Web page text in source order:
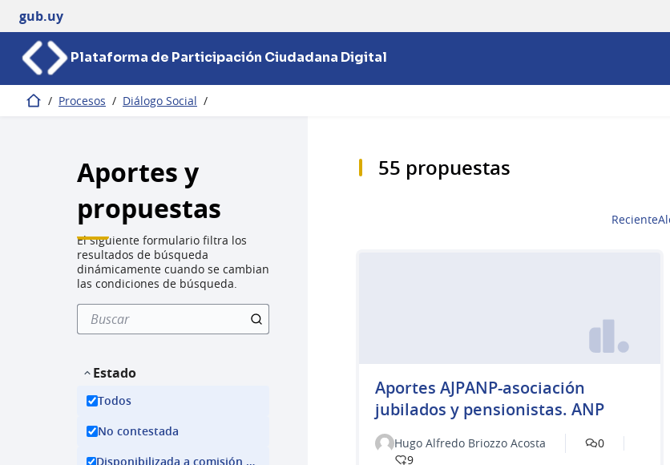
gub.uy
Plataforma de Participación Ciudadana Digital
Inicio / Procesos / Diálogo Social /
Aportes y
propuestas
El siguiente formulario filtra los
resultados de búsqueda
dinámicamente cuando se cambian
las condiciones de búsqueda.
Estado
Todos
No contestada
Disponibilizada a comisión ejecutiva
55 propuestas
Reciente
Aportes AJPANP-asociación
jubilados y pensionistas. ANP
Hugo Alfredo Briozzo Acosta
0
9